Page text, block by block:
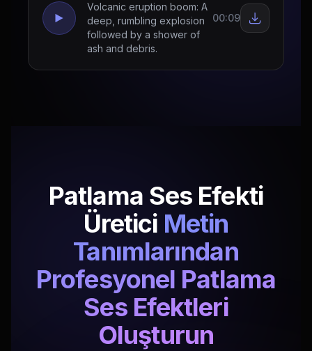
Volcanic eruption boom: A
deep, rumbling explosion
followed by a shower of
ash and debris.
00:09
Patlama Ses Efekti
Üretici Metin
Tanımlarından
Profesyonel Patlama
Ses Efektleri
Oluşturun